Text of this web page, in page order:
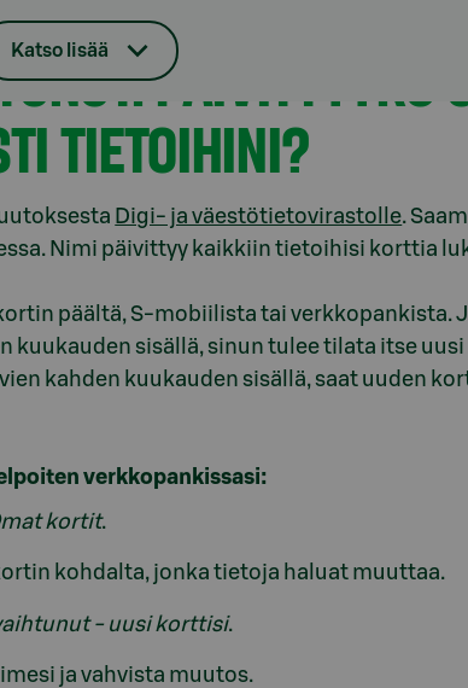
Katso lisää
PÄIVITTYYKÖ
TIETOIHINI?
Digi- ja väestötietovirastolle.
Nimi päivittyy kaikkiin tietoihisi korttia
päältä, S-mobiilista tai verkkopankista.
kuukauden sisällä, sinun tulee tilata itse
kahden kuukauden sisällä, saat uuden
verkkopankissasi:
kortit.
kohdalta, jonka tietoja haluat muuttaa.
- uusi korttisi.
ja vahvista muutos.